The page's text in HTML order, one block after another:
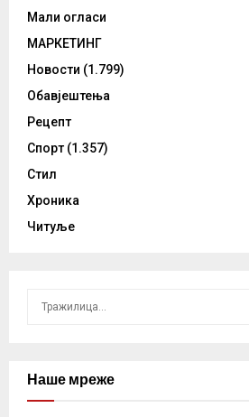
Мали огласи
МАРКЕТИНГ
Новости (1.799)
Обавјештења
Рецепт
Спорт (1.357)
Стил
Хроника
Читуље
cНаше мреже